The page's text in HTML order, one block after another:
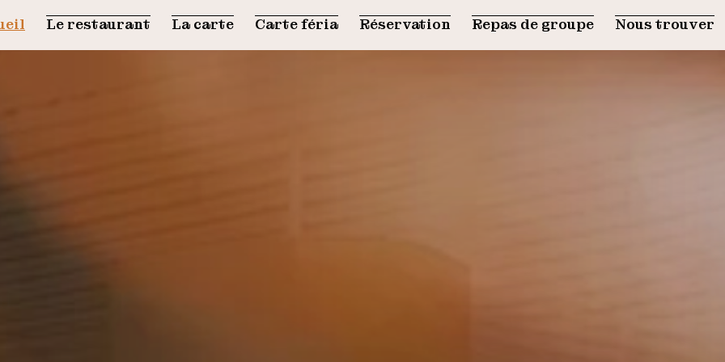
Le restaurant La carte Carte féria Réservation Repas de groupe Nous trouver